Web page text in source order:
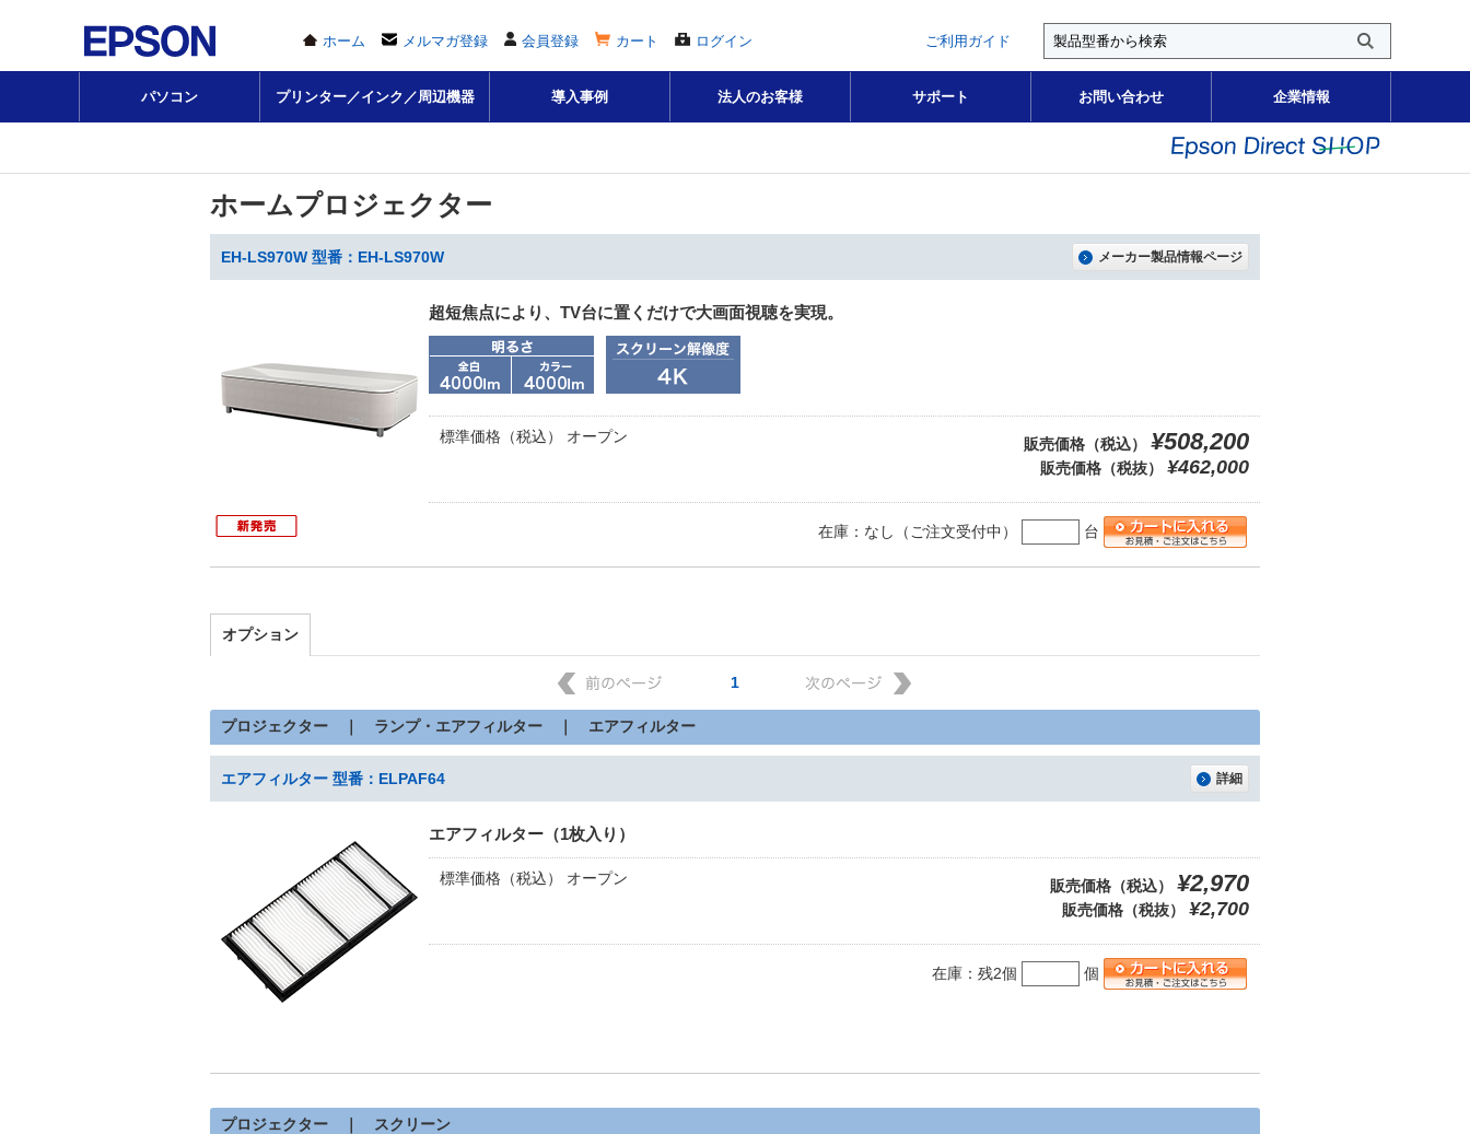
ホーム メルマガ登録 会員登録 カート ログイン ご利用ガイド
パソコン プリンター／インク／周辺機器 導入事例 法人のお客様 サポート お問い合わせ 企業情報
ホームプロジェクター
EH-LS970W 型番：EH-LS970W メーカー製品情報ページ
超短焦点により、TV台に置くだけで大画面視聴を実現。
標準価格（税込） オープン 販売価格（税込） ¥508,200
販売価格（税抜） ¥462,000
在庫：なし（ご注文受付中） 台
オプション
1
プロジェクター ｜ ランプ・エアフィルター ｜ エアフィルター
エアフィルター 型番：ELPAF64 詳細
エアフィルター（1枚入り）
標準価格（税込） オープン 販売価格（税込） ¥2,970
販売価格（税抜） ¥2,700
在庫：残2個 個
プロジェクター ｜ スクリーン